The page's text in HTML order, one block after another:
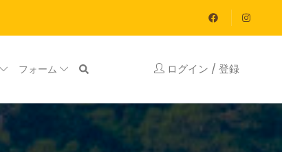
フォーム ログイン / 登録